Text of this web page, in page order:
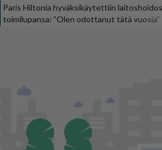
Paris Hiltonia hyväksikäytettiin
toimilupansa: ”Olen odottanut tätä vuosia”